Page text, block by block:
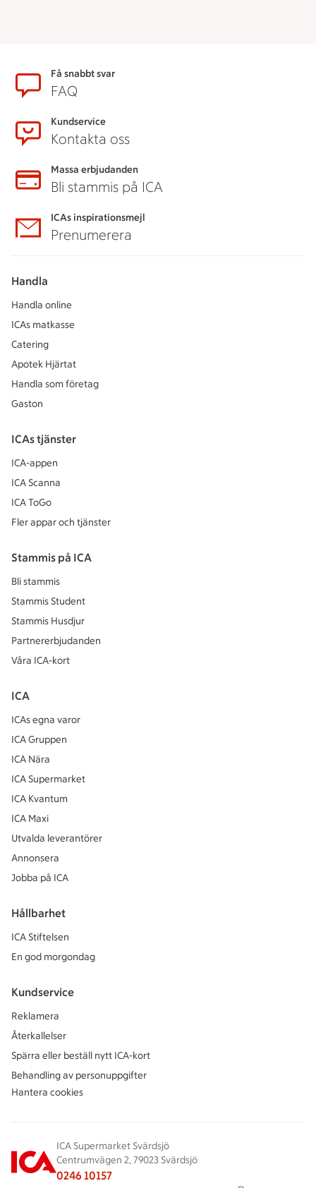
SidfotFå snabbt svar
FAQ
Kundservice
Kontakta oss
Massa erbjudanden
Bli stammis på ICA
ICAs inspirationsmejl
Prenumerera
Handla
Handla online
ICAs matkasse
Catering
Apotek Hjärtat
Handla som företag
Gaston
ICAs tjänster
ICA-appen
ICA Scanna
ICA ToGo
Fler appar och tjänster
Stammis på ICA
Bli stammis
Stammis Student
Stammis Husdjur
Partnererbjudanden
Våra ICA-kort
ICA
ICAs egna varor
ICA Gruppen
ICA Nära
ICA Supermarket
ICA Kvantum
ICA Maxi
Utvalda leverantörer
Annonsera
Jobba på ICA
Hållbarhet
ICA Stiftelsen
En god morgondag
Kundservice
Reklamera
Återkallelser
Spärra eller beställ nytt ICA-kort
Behandling av personuppgifter
Hantera cookies
ICA Supermarket Svärdsjö
Centrumvägen 2, 79023 Svärdsjö
0246 10157